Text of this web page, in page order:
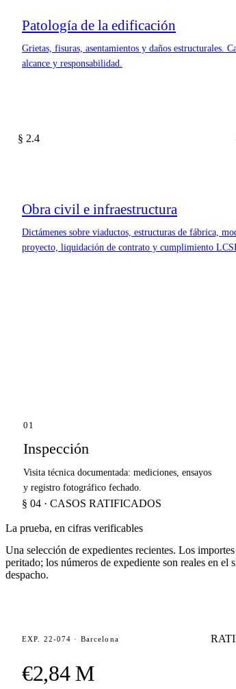
Patología de la edificación
Grietas, fisuras, asentamientos y daños estructurales.
alcance y responsabilidad.
§ 2.4
Obra civil e infraestructura
Dictámenes sobre viaductos, estructuras de fábrica,
proyecto, liquidación de contrato y cumplimiento
01
Inspección
Visita técnica documentada: mediciones, ensayos
y registro fotográfico fechado.
§ 04 · CASOS RATIFICADOS
La prueba, en cifras verificables
Una selección de expedientes recientes. Los
peritado; los números de expediente son reales en el
despacho.
EXP. 22-074 · Barcelona
€2,84 M